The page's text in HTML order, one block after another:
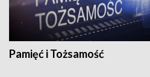
Pamięć i Tożsamość